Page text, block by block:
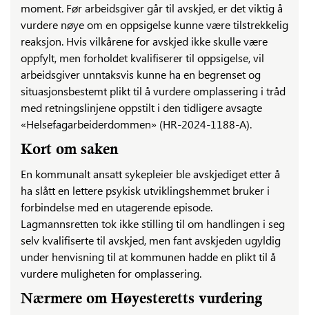
moment. Før arbeidsgiver går til avskjed, er det viktig å
vurdere nøye om en oppsigelse kunne være tilstrekkelig
reaksjon. Hvis vilkårene for avskjed ikke skulle være
oppfylt, men forholdet kvalifiserer til oppsigelse, vil
arbeidsgiver unntaksvis kunne ha en begrenset og
situasjonsbestemt plikt til å vurdere omplassering i tråd
med retningslinjene oppstilt i den tidligere avsagte
«Helsefagarbeiderdommen» (HR-2024-1188-A).
Kort om saken
En kommunalt ansatt sykepleier ble avskjediget etter å
ha slått en lettere psykisk utviklingshemmet bruker i
forbindelse med en utagerende episode.
Lagmannsretten tok ikke stilling til om handlingen i seg
selv kvalifiserte til avskjed, men fant avskjeden ugyldig
under henvisning til at kommunen hadde en plikt til å
vurdere muligheten for omplassering.
Nærmere om Høyesteretts vurdering